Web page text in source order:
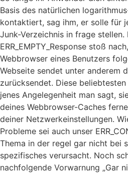
Basis des natürlichen
kontaktiert, sag ihm, er solle für
Junk-Verzeichnis in frage stellen.
ERR_EMPTY_Response stoß
Webbrowser eines Benutzers
Webseite sendet unter anderem
zurücksendet. Diese
jenes Angelegenheit man sagt,
deines Webbrowser-Caches
deiner Netzwerkeinstellungen.
Probleme sei auch unser
Thema in der regel gar nicht bei
spezifisches verursacht. Noch
nachfolgende Vorwarnung „Gar